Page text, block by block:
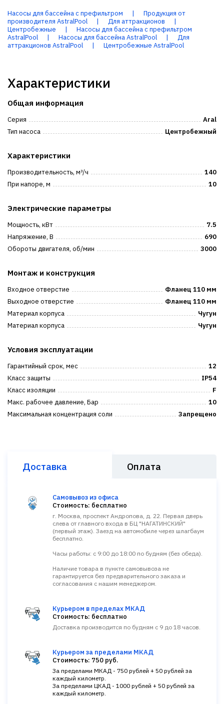
Насосы для бассейна с префильтром |
Продукция от
производителя AstralPool
| Для аттракционов
|
Центробежные
|
Насосы для бассейна с префильтром
AstralPool
| Насосы для бассейна AstralPool |
Для
аттракционов AstralPool
| Центробежные AstralPool
Характеристики
Общая информация
Серия
Aral
Тип насоса
Центробежный
Характеристики
Производительность, м³/ч
140
При напоре, м
10
Электрические параметры
Мощность, кВт
7.5
Напряжение, В
690
Обороты двигателя, об/мин
3000
Монтаж и конструкция
Входное отверстие
Фланец 110 мм
Выходное отверстие
Фланец 110 мм
Материал корпуса
Чугун
Материал корпуса
Чугун
Условия эксплуатации
Гарантийный срок, мес
12
Класс защиты
IP54
Класс изоляции
F
Макс. рабочее давление, Бар
10
Максимальная концентрация соли
Запрещено
Доставка Оплата
Самовывоз из офиса
Стоимость: бесплатно
г. Москва, проспект Андропова, д. 22. Первая дверь
слева от главного входа в БЦ "НАГАТИНСКИЙ"
(первый этаж). Заезд на автомобиле через шлагбаум
бесплатно.
Часы работы: с 9:00 до 18:00 по будням (без обеда).
Наличие товара в пункте самовывоза не
гарантируется без предварительного заказа и
согласования с нашим менеджером.
Курьером в пределах МКАД
Стоимость: бесплатно
Доставка производится по будням с 9 до 18 часов.
Курьером за пределами МКАД
Стоимость: 750 руб.
За пределами МКАД - 750 рублей + 50 рублей за
каждый километр.
За пределами ЦКАД - 1000 рублей + 50 рублей за
каждый километр.